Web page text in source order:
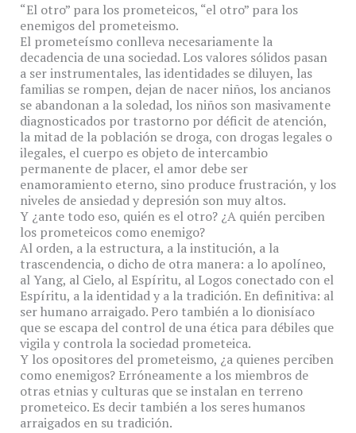
“El otro” para los prometeicos, “el otro” para los
enemigos del prometeismo.
El prometeísmo conlleva necesariamente la
decadencia de una sociedad. Los valores sólidos pasan
a ser instrumentales, las identidades se diluyen, las
familias se rompen, dejan de nacer niños, los ancianos
se abandonan a la soledad, los niños son masivamente
diagnosticados por trastorno por déficit de atención,
la mitad de la población se droga, con drogas legales o
ilegales, el cuerpo es objeto de intercambio
permanente de placer, el amor debe ser
enamoramiento eterno, sino produce frustración, y los
niveles de ansiedad y depresión son muy altos.
Y ¿ante todo eso, quién es el otro? ¿A quién perciben
los prometeicos como enemigo?
Al orden, a la estructura, a la institución, a la
trascendencia, o dicho de otra manera: a lo apolíneo,
al Yang, al Cielo, al Espíritu, al Logos conectado con el
Espíritu, a la identidad y a la tradición. En definitiva: al
ser humano arraigado. Pero también a lo dionisíaco
que se escapa del control de una ética para débiles que
vigila y controla la sociedad prometeica.
Y los opositores del prometeismo, ¿a quienes perciben
como enemigos? Erróneamente a los miembros de
otras etnias y culturas que se instalan en terreno
prometeico. Es decir también a los seres humanos
arraigados en su tradición.